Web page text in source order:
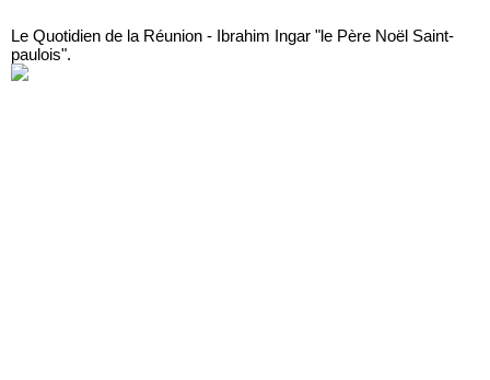
Le Quotidien de la Réunion - Ibrahim Ingar "le Père Noël Saint-
paulois".